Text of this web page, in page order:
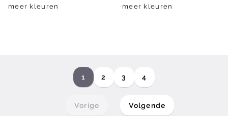
meer kleuren meer kleuren
Vorige
1 2 3 4
Volgende